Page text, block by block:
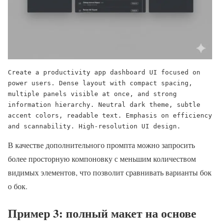
Create a productivity app dashboard UI focused on
power users. Dense layout with compact spacing,
multiple panels visible at once, and strong
information hierarchy. Neutral dark theme, subtle
accent colors, readable text. Emphasis on efficiency
and scannability. High-resolution UI design.
В качестве дополнительного промпта можно запросить
более просторную компоновку с меньшим количеством
видимых элементов, что позволит сравнивать варианты бок
о бок.
Пример 3: полный макет на основе